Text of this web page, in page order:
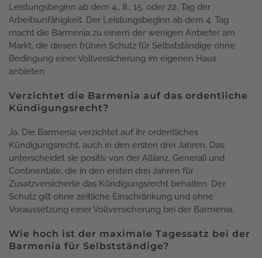
Leistungsbeginn ab dem 4., 8., 15. oder 22. Tag der
Arbeitsunfähigkeit. Der Leistungsbeginn ab dem 4. Tag
macht die Barmenia zu einem der wenigen Anbieter am
Markt, die diesen frühen Schutz für Selbstständige ohne
Bedingung einer Vollversicherung im eigenen Haus
anbieten.
Verzichtet die Barmenia auf das ordentliche
Kündigungsrecht?
Ja. Die Barmenia verzichtet auf ihr ordentliches
Kündigungsrecht, auch in den ersten drei Jahren. Das
unterscheidet sie positiv von der Allianz, Generali und
Continentale, die in den ersten drei Jahren für
Zusatzversicherte das Kündigungsrecht behalten. Der
Schutz gilt ohne zeitliche Einschränkung und ohne
Voraussetzung einer Vollversicherung bei der Barmenia.
Wie hoch ist der maximale Tagessatz bei der
Barmenia für Selbstständige?